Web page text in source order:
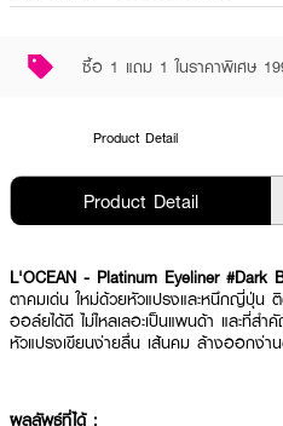
ซื้อ 1 แถม 1 ในราคาพิเศษ
Product Detail
Product Detail
L'OCEAN - Platinum Eyeliner #Dark
ตาคมเด่น ใหม่ด้วยหัวแปรงและหนึกญี่ปุ่น
ออล์ยได้ดี ไม่ไหลเลอะเป็นแพนด้า และที่ส
หัวแปรงเขียนง่ายลื่น เส้นคม ล้างออกง่า
ผลลัพธ์ที่ได้ :